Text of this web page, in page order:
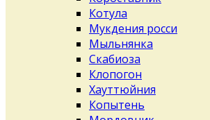
Котула
Мукдения росси
Мыльнянка
Скабиоза
Клопогон
Хауттюйния
Копытень